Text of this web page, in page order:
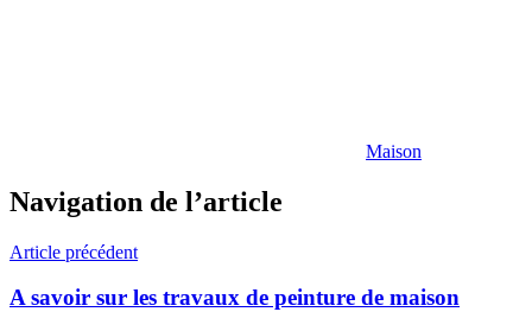
Maison
Navigation de l’article
Article précédent
A savoir sur les travaux de peinture de maison